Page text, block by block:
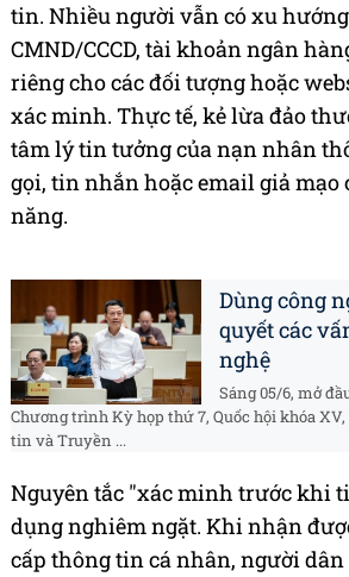
tin. Nhiều người vẫn có xu
CMND/CCCD, tài khoản ngân
riêng cho các đối tượng hoặc
xác minh. Thực tế, kẻ lừa đảo
tâm lý tin tưởng của nạn nhân
gọi, tin nhắn hoặc email giả mạo
năng.
Dùng công
quyết các
nghệ
Sáng 05/6, mở
Chương trình Kỳ họp thứ 7, Quốc hội khóa
tin và Truyền ...
Nguyên tắc "xác minh trước khi
dụng nghiêm ngặt. Khi nhận
cấp thông tin cá nhân, người